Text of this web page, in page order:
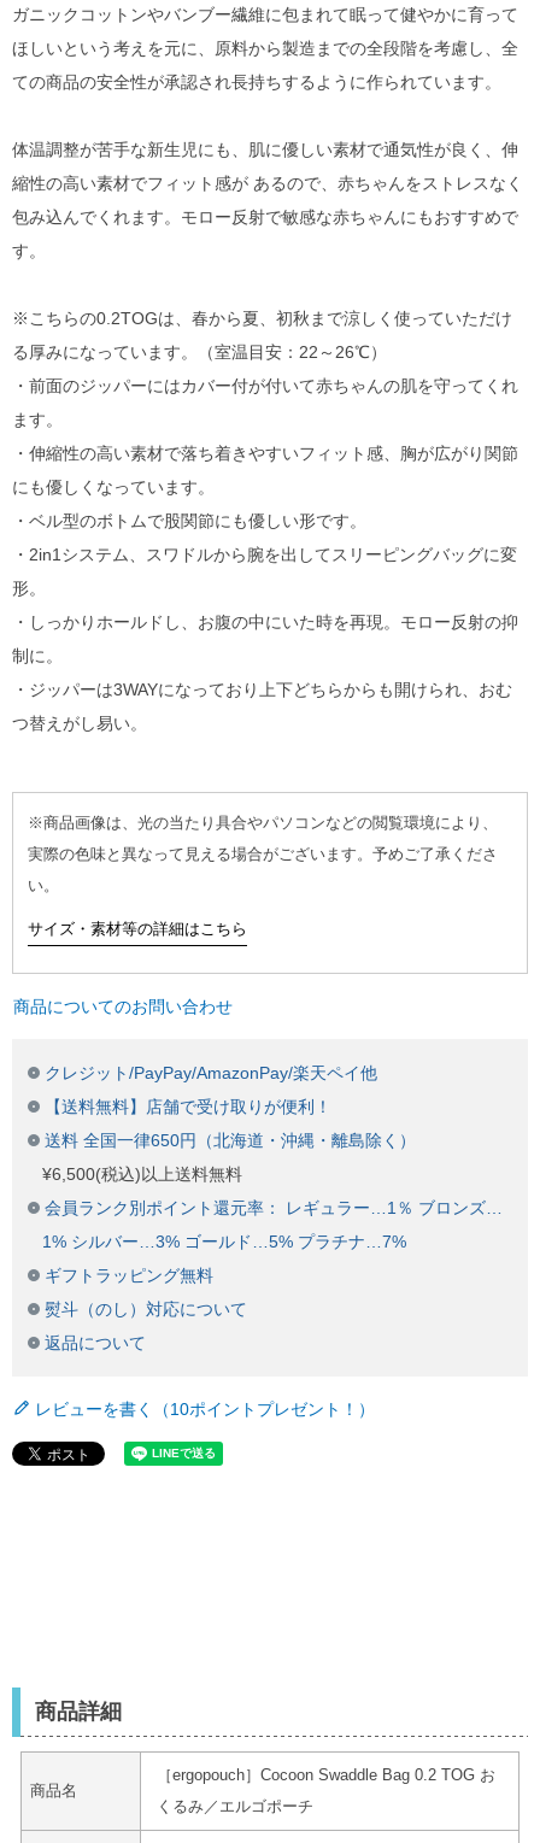
ガニックコットンやバンブー繊維に包まれて眠って健やかに育って
ほしいという考えを元に、原料から製造までの全段階を考慮し、全
ての商品の安全性が承認され長持ちするように作られています。
体温調整が苦手な新生児にも、肌に優しい素材で通気性が良く、伸
縮性の高い素材でフィット感が あるので、赤ちゃんをストレスなく
包み込んでくれます。モロー反射で敏感な赤ちゃんにもおすすめで
す。
※こちらの0.2TOGは、春から夏、初秋まで涼しく使っていただけ
る厚みになっています。（室温目安：22～26℃）
・前面のジッパーにはカバー付が付いて赤ちゃんの肌を守ってくれ
ます。
・伸縮性の高い素材で落ち着きやすいフィット感、胸が広がり関節
にも優しくなっています。
・ベル型のボトムで股関節にも優しい形です。
・2in1システム、スワドルから腕を出してスリーピングバッグに変
形。
・しっかりホールドし、お腹の中にいた時を再現。モロー反射の抑
制に。
・ジッパーは3WAYになっており上下どちらからも開けられ、おむ
つ替えがし易い。
※商品画像は、光の当たり具合やパソコンなどの閲覧環境により、
実際の色味と異なって見える場合がございます。予めご了承くださ
い。
サイズ・素材等の詳細はこちら
商品についてのお問い合わせ
クレジット/PayPay/AmazonPay/楽天ペイ他
【送料無料】店舗で受け取りが便利！
送料 全国一律650円（北海道・沖縄・離島除く）
¥6,500(税込)以上送料無料
会員ランク別ポイント還元率： レギュラー…1％ ブロンズ…
1% シルバー…3% ゴールド…5% プラチナ…7%
ギフトラッピング無料
熨斗（のし）対応について
返品について
レビューを書く（10ポイントプレゼント！）
商品詳細
商品名
［ergopouch］Cocoon Swaddle Bag 0.2 TOG お
くるみ／エルゴポーチ